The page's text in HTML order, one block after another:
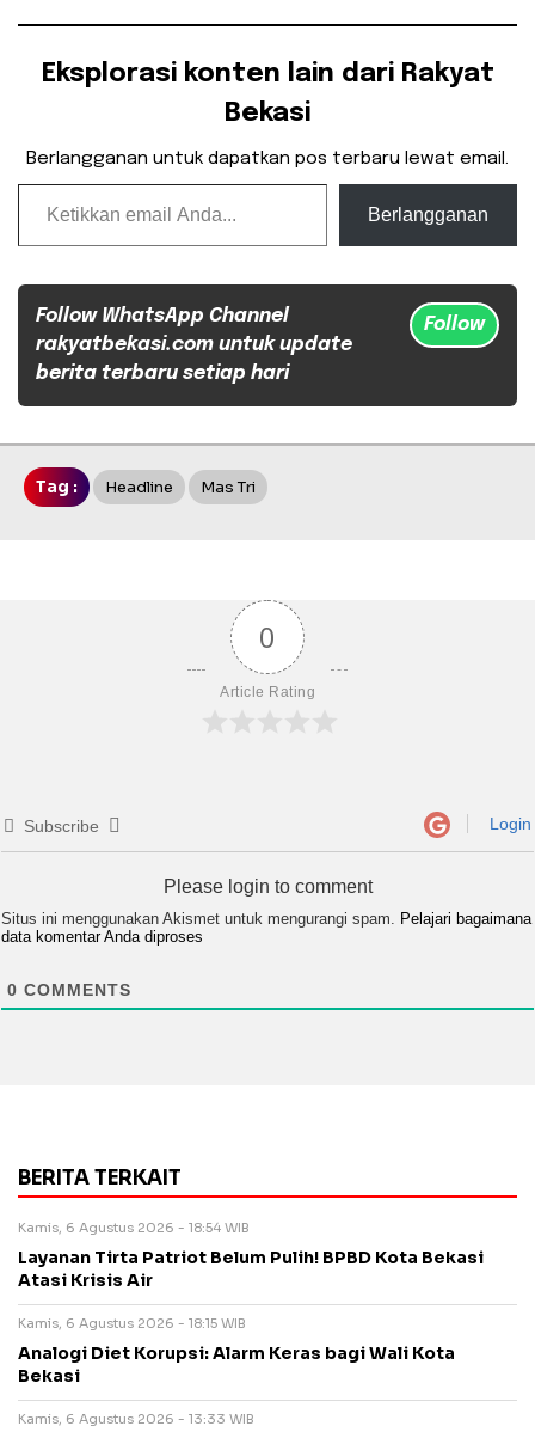
Eksplorasi konten lain dari Rakyat
Bekasi
Berlangganan untuk dapatkan pos terbaru lewat email.
Ketikkan email Anda...
Berlangganan
Follow WhatsApp Channel
rakyatbekasi.com untuk update
berita terbaru setiap hari
Follow
Tag : Headline Mas Tri
0
Article Rating
Subscribe Login
Please login to comment
Situs ini menggunakan Akismet untuk mengurangi spam. Pelajari bagaimana
data komentar Anda diproses
0 COMMENTS
BERITA TERKAIT
Kamis, 6 Agustus 2026 - 18:54 WIB
Layanan Tirta Patriot Belum Pulih! BPBD Kota Bekasi
Atasi Krisis Air
Kamis, 6 Agustus 2026 - 18:15 WIB
Analogi Diet Korupsi: Alarm Keras bagi Wali Kota
Bekasi
Kamis, 6 Agustus 2026 - 13:33 WIB